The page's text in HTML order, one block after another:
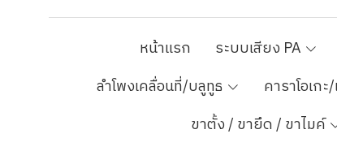
หน้าแรก ระบบเสียง PA
ลำโพงเคลื่อนที่/บลูทูธ
คาราโอเก
ขาตั้ง / ขายึด / ขาไมค์